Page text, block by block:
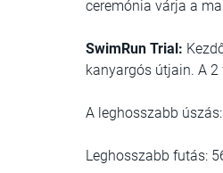
ceremónia várja a
SwimRun Trial:
kanyargós útjain. A
A leghosszabb
Leghosszabb futás: